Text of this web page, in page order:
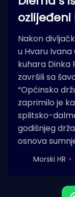
Nakon
u Hvaru
kuhara Dinka
završili sa
“Općinsko
zaprimilo je
splitsko-
godišnjeg
osnova
Morski HR